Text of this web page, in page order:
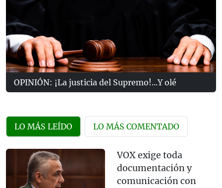
OPINIÓN: ¡La justicia del Supremo!...Y olé
LO MÁS LEÍDO LO MÁS COMENTADO
VOX exige toda
documentación y
comunicación con